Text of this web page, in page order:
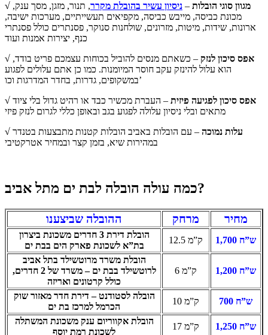
√ מגוון סוגי הובלות – ניסיון עשיר בהובלת מקרר, תנור, מזגן, מסך ענק,
מכונת כביסה, מייבש כביסה, מקפיאים תעשייתיים, מערכות ישיבה,
ארונות, שידות, מיטות, מזרונים, שולחנות סנוקר, פסנתרים כולל פסנתרי
כנף, יצירות אמנות ועוד
√ אפס סיכון לנזק – כשאתם מנסים להוביל בכוחות עצמכם פריט בודד,
הוא עלול להינזק עקב חוסר המיומנות. כמו כן אתם עלולים לפגוע
במשקופים, גדרות, בחדר המדרגות וכו’
√ אפס סיכון לפגיעה פיזית – העברת מכשיר כבד או רהיט גדול בלי ציוד
מתאים ובלי ניסיון עלולה לפגוע בגב ובאופן כללי לגרום לנזק פיזי
√ עלות נמוכה – עם הובלות באביב הובלות קטנות מתבצעות בטנדר
במהירות שיא, בזמן קצר ובמחיר אטרקטיבי
כמה עולה הובלה לבת ים מתל אביב?
ההובלה שביצענו מרחק מחיר
הובלת דירת 3 חדרים משכונת ביצרון
בת”א לשכונת פארק הים בבת ים
12.5 ק”מ
1,700 ש”ח
הובלת משרד מרוטשילד בתל אביב
לרוטשילד בבת ים – משרד של 2 חדרים,
כולל קרטונים ואריזה
6 ק”מ 1,200 ש”ח
הובלה לסטודנט – דירת חדר מאזור שוק
הכרמל למרכז בת ים
10 ק”מ
700 ש”ח
הובלת אקווריום ענק משכונת המשתלה
לשכונת רמת יוסף
17 ק”מ 1,250 ש”ח